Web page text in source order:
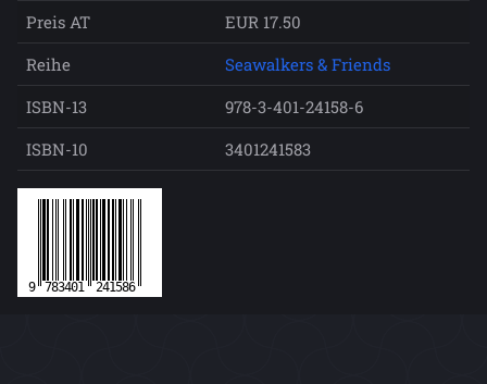
Preis AT
EUR 17.50
Reihe
Seawalkers & Friends
ISBN-13
978-3-401-24158-6
ISBN-10
3401241583